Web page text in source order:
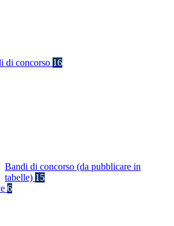
di concorso 16
Bandi di concorso (da pubblicare in
tabelle) 15
6